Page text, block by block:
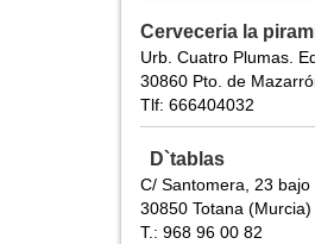
Cerveceria la
Urb. Cuatro Plumas.
30860 Pto. de
Tlf: 666404032
D`tablas
C/ Santomera, 23 bajo
30850 Totana (Murcia)
T.: 968 96 00 82